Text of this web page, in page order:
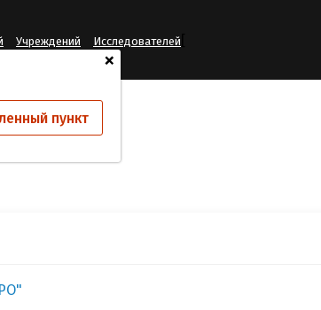
+
пункт
Учреждений Исследователей